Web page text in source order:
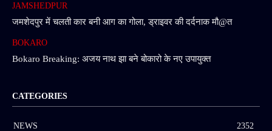
JAMSHEDPUR
जमशेदपुर में चलती कार बनी आग का गोला, ड्राइवर की दर्दनाक मौ@त
BOKARO
Bokaro Breaking: अजय नाथ झा बने बोकारो के नए उपायुक्त
CATEGORIES
NEWS
2352